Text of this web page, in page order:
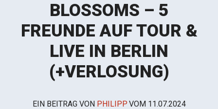
BLOSSOMS – 5
FREUNDE AUF TOUR &
LIVE IN BERLIN
(+VERLOSUNG)
EIN BEITRAG VON PHILIPP VOM 11.07.2024